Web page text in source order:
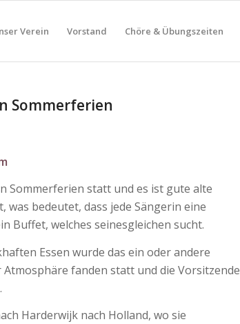
Verein Vorstand Chöre & Übungszeiten
Sommerferien
Sommerferien statt und es ist gute alte
bedeutet, dass jede Sängerin eine
Buffet, welches seinesgleichen sucht.
Essen wurde das ein oder andere
fanden statt und die Vorsitzende
Harderwijk nach Holland, wo sie